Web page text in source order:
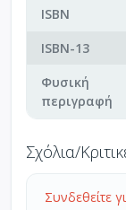
ISBN
ISBN-13
Φυσική
περιγραφή
Σχόλια/
Συνδεθείτε